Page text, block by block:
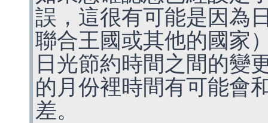
誤，這很有可能是因為
聯合王國或其他的國家
日光節約時間之間的變
的月份裡時間有可能會
差。